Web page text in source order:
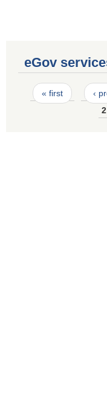
eGov
Pages
« first ‹
2